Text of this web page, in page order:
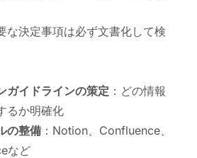
な決定事項は必ず文書化して検
ガイドラインの策定 ：どの情報
るか明確化
の整備 ：Notion、Confluence、
など